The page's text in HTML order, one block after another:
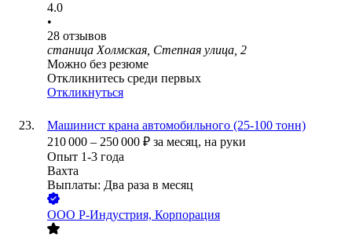
4.0
•
28 отзывов
станица Холмская, Степная улица, 2
Можно без резюме
Откликнитесь среди первых
Откликнуться
Машинист крана автомобильного (25-100 тонн)
210 000 – 250 000 ₽ за месяц, на руки
Опыт 1-3 года
Вахта
Выплаты: Два раза в месяц
ООО Р-Индустрия, Корпорация